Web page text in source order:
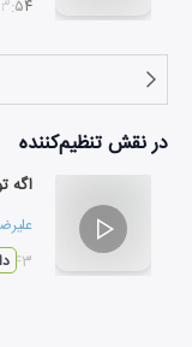
۰۳:۵۴
در نقشتنظیم‌کننده
اگه